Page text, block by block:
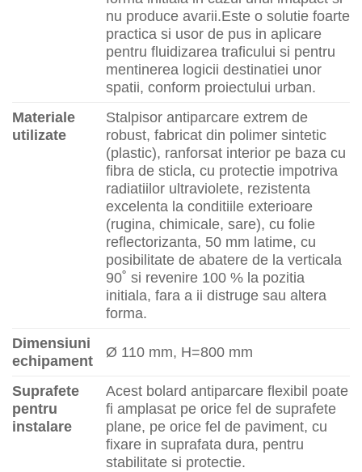
nu produce avarii.Este o solutie foarte
practica si usor de pus in aplicare
pentru fluidizarea traficului si pentru
mentinerea logicii destinatiei unor
spatii, conform proiectului urban.
Materiale
utilizate
Stalpisor antiparcare extrem de
robust, fabricat din polimer sintetic
(plastic), ranforsat interior pe baza cu
fibra de sticla, cu protectie impotriva
radiatiilor ultraviolete, rezistenta
excelenta la conditiile exterioare
(rugina, chimicale, sare), cu folie
reflectorizanta, 50 mm latime, cu
posibilitate de abatere de la verticala
90˚ si revenire 100 % la pozitia
initiala, fara a ii distruge sau altera
forma.
Dimensiuni
echipament
Ø 110 mm, H=800 mm
Suprafete
pentru
instalare
Acest bolard antiparcare flexibil poate
fi amplasat pe orice fel de suprafete
plane, pe orice fel de paviment, cu
fixare in suprafata dura, pentru
stabilitate si protectie.